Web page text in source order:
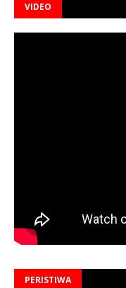
VIDEO
PERISTIWA